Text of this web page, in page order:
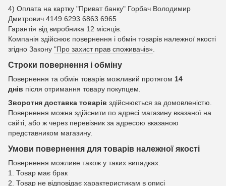
4) Оплата на картку "Приват банку" Горбач Володимир
Дмитрович 4149 6293 6863 6965
Гарантія від виробника 12 місяців.
Компанія здійснює повернення і обмін товарів належної якості
згідно Закону "Про захист прав споживачів».
Строки повернення і обміну
Повернення та обмін товарів можливий протягом 14
днів після отримання товару покупцем.
Зворотня доставка товарів здійснюється за домовленістю.
Повернення можна здійснити по адресі магазину вказаної на
сайті, або ж через перевізник за адресою вказаною
представником магазину.
Умови повернення для товарів належної якості
Повернення можливе також у таких випадках:
1. Товар має брак
2. Товар не відповідає характеристикам в описі